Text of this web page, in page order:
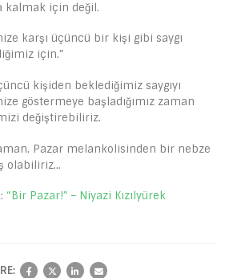
kalmak için değil.
karşı üçüncü bir kişi gibi saygı
için.”
kişiden beklediğimiz saygıyı
göstermeye başladığımız zaman
değiştirebiliriz.
Pazar melankolisinden bir nebze
olabiliriz…
“Bir Pazar!” – Niyazi Kızılyürek